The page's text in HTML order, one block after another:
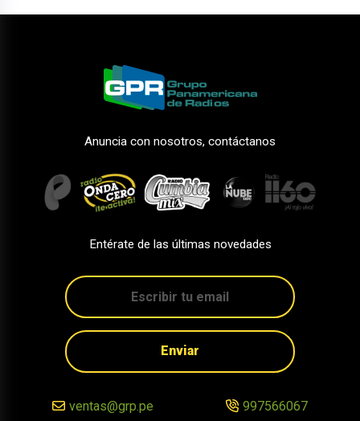
Anuncia con nosotros, contáctanos
Entérate de las últimas novedades
Enviar
ventas@grp.pe 997566067